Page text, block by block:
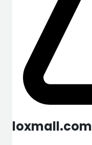
loxmall.com